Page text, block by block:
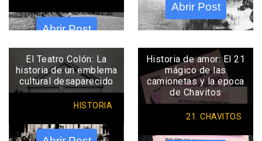
Abrir Post
Abrir Post
El Teatro Colón: La
historia de un emblema
cultural desaparecido
HISTORIA
Historia de amor: El 21
mágico de las
camionetas y la epoca
de Chavitos
21. CHAVITOS